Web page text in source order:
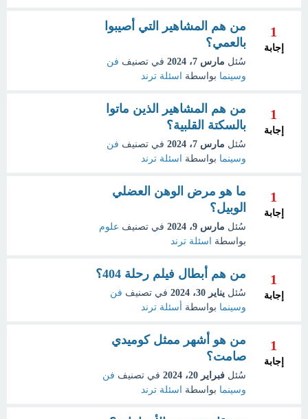
1
إجابة
من هم المشاهير التي أصيبوا
بالعمي؟
سُئل مارس 7، 2024 في تصنيف فن
وسينما بواسطة اسئلة ترند
1
إجابة
من هم المشاهير الذين ماتوا
بالسكتة القلبية؟
سُئل مارس 7، 2024 في تصنيف فن
وسينما بواسطة اسئلة ترند
1
إجابة
ما هو مرض الوهن العضلي
الوبيل؟
سُئل مارس 9، 2024 في تصنيف علوم
بواسطة
اسئلة ترند
1
إجابة
من هم أبطال فيلم رحلة 404؟
سُئل يناير 30، 2024 في تصنيف فن
وسينما بواسطة أسئلة ترند
1
إجابة
من هو أشهر ممثل كوميدي
صامت؟
سُئل فبراير 20، 2024 في تصنيف فن
وسينما بواسطة اسئلة ترند